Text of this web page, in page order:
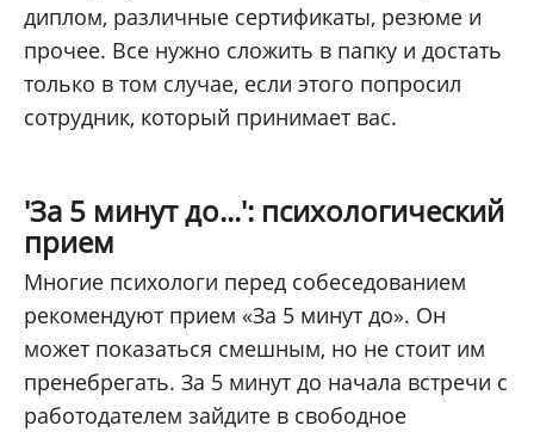
диплом, различные сертификаты, резюме и
прочее. Все нужно сложить в папку и достать
только в том случае, если этого попросил
сотрудник, который принимает вас.
'За 5 минут до...': психологический
прием
Многие психологи перед собеседованием
рекомендуют прием «За 5 минут до». Он
может показаться смешным, но не стоит им
пренебрегать. За 5 минут до начала встречи с
работодателем зайдите в свободное